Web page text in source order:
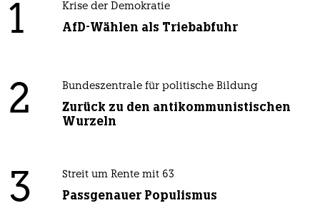
1 Krise der Demokratie
AfD-Wählen als Triebabfuhr
2 Bundeszentrale für politische Bildung
Zurück zu den antikommunistischen
Wurzeln
3 Streit um Rente mit 63
Passgenauer Populismus